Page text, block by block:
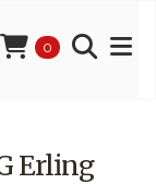
0
Erling